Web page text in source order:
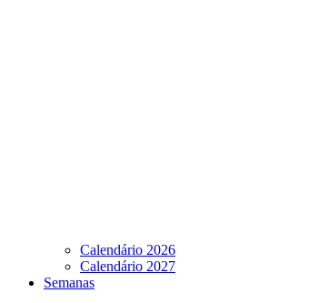
Calendário 2026
Calendário 2027
Semanas